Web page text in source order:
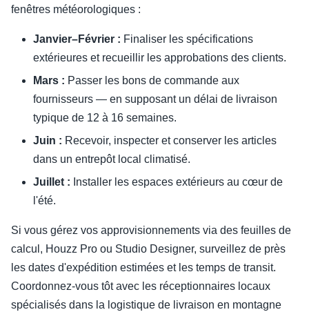
fenêtres météorologiques :
Janvier–Février : Finaliser les spécifications
extérieures et recueillir les approbations des clients.
Mars : Passer les bons de commande aux
fournisseurs — en supposant un délai de livraison
typique de 12 à 16 semaines.
Juin : Recevoir, inspecter et conserver les articles
dans un entrepôt local climatisé.
Juillet : Installer les espaces extérieurs au cœur de
l'été.
Si vous gérez vos approvisionnements via des feuilles de
calcul, Houzz Pro ou Studio Designer, surveillez de près
les dates d'expédition estimées et les temps de transit.
Coordonnez-vous tôt avec les réceptionnaires locaux
spécialisés dans la logistique de livraison en montagne